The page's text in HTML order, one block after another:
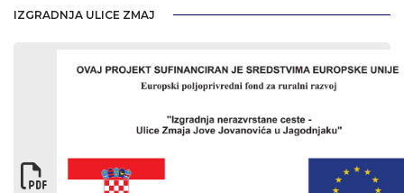
IZGRADNJA ULICE ZMAJ